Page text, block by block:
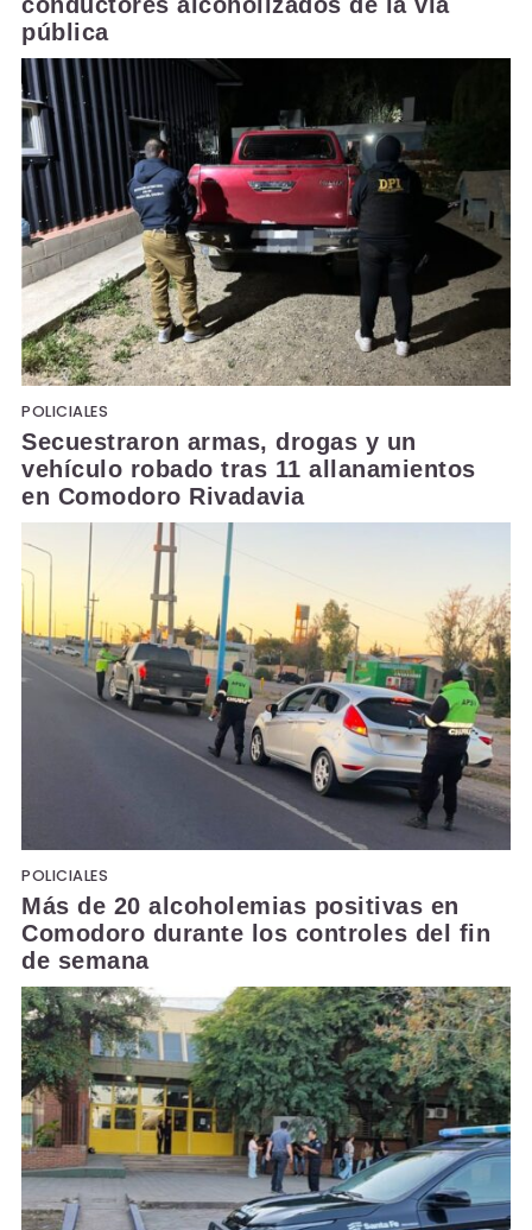
pública
POLICIALES
Secuestraron armas, drogas y un
vehículo robado tras 11 allanamientos
en Comodoro Rivadavia
POLICIALES
Más de 20 alcoholemias positivas en
Comodoro durante los controles del fin
de semana